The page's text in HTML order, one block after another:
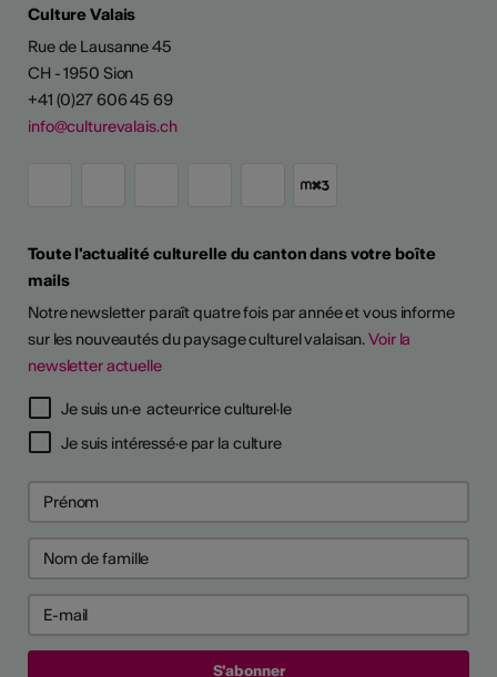
Culture Valais
Rue de Lausanne 45
CH - 1950 Sion
+41 (0)27 606 45 69
info@culturevalais.ch
Toute l'actualité culturelle du canton dans votre boîte
mails
Notre newsletter paraît quatre fois par année et vous informe
sur les nouveautés du paysage culturel valaisan.Voir la
newsletter actuelle
Je suis un·e acteur·rice culturel·le
Je suis intéressé·e par la culture